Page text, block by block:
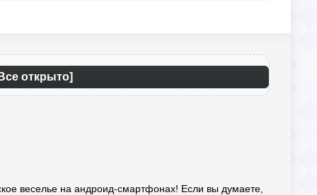
открыто]
веселье на андроид-смартфонах! Если вы думаете,